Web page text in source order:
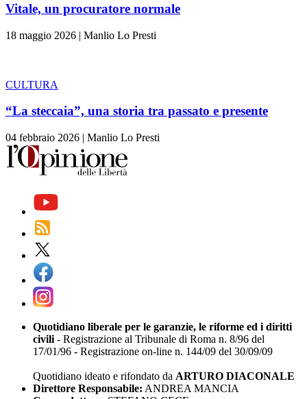
Vitale, un procuratore normale
18 maggio 2026 | Manlio Lo Presti
CULTURA
“La steccaia”, una storia tra passato e presente
04 febbraio 2026 | Manlio Lo Presti
Quotidiano liberale per le garanzie, le riforme ed i diritti
civili - Registrazione al Tribunale di Roma n. 8/96 del
17/01/96 - Registrazione on-line n. 144/09 del 30/09/09
Quotidiano ideato e rifondato da ARTURO DIACONALE
Direttore Responsabile: ANDREA MANCIA